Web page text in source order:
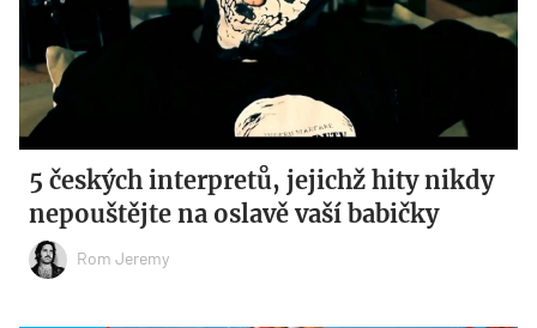
5 českých interpretů, jejichž hity nikdy
nepouštějte na oslavě vaší babičky
Rom Jeremy